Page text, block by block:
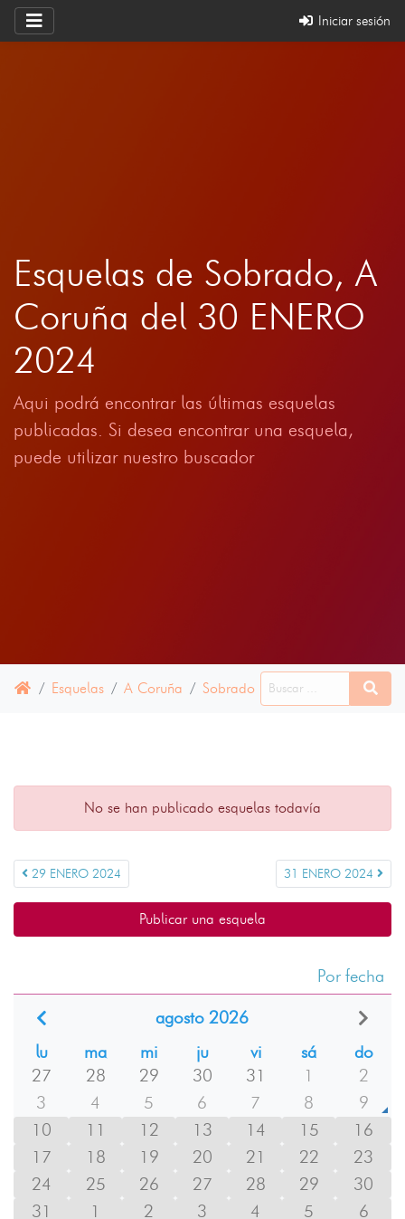
Iniciar sesión
Esquelas de Sobrado, A
Coruña del 30 ENERO
2024
Aqui podrá encontrar las últimas esquelas
publicadas. Si desea encontrar una esquela,
puede utilizar nuestro buscador
Esquelas A Coruña Sobrado 30 ENERO 2024
No se han publicado esquelas todavía
29 ENERO 2024 31 ENERO 2024
Publicar una esquela
Por fecha
agosto 2026
lu
ma mi ju vi sá
do
27
28 29 30 31 1
2
3
4 5 6 7 8
9
10
11 12 13 14 15
16
17
18 19 20 21 22
23
24
25 26 27 28 29
30
31
1 2 3 4 5 6